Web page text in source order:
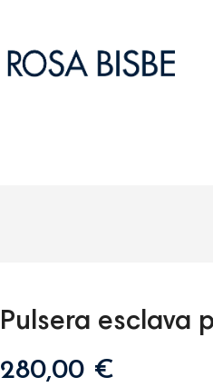
Pulsera esclava
280,00 €